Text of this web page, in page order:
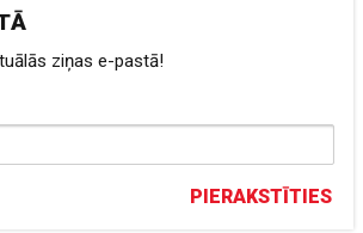
ziņas e-pastā!
PIERAKSTĪTIES